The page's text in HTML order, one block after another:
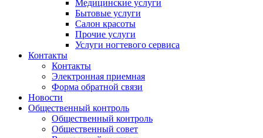
Медицинские услуги
Бытовые услуги
Салон красоты
Прочие услуги
Услуги ногтевого сервиса
Контакты
Контакты
Электронная приемная
Форма обратной связи
Новости
Общественный контроль
Общественный контроль
Общественный совет